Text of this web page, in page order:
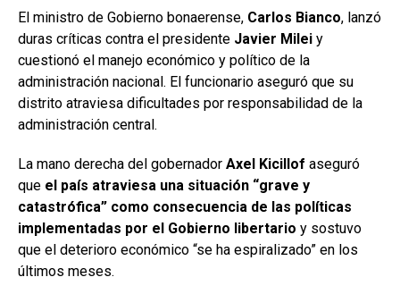
El ministro de Gobierno bonaerense, Carlos Bianco, lanzó
duras críticas contra el presidente Javier Milei y
cuestionó el manejo económico y político de la
administración nacional. El funcionario aseguró que su
distrito atraviesa dificultades por responsabilidad de la
administración central.
La mano derecha del gobernador Axel Kicillof aseguró
que el país atraviesa una situación “grave y
catastrófica” como consecuencia de las políticas
implementadas por el Gobierno libertario y sostuvo
que el deterioro económico “se ha espiralizado” en los
últimos meses.